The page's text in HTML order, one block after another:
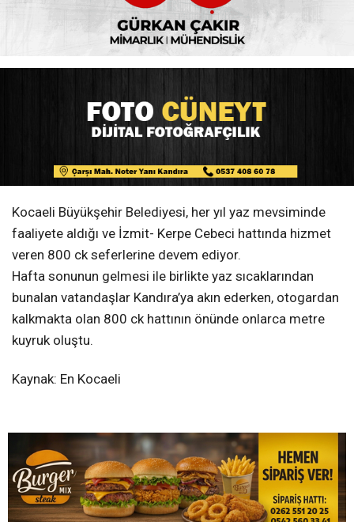
Kocaeli Büyükşehir Belediyesi, her yıl yaz mevsiminde
faaliyete aldığı ve İzmit- Kerpe Cebeci hattında hizmet
veren 800 ck seferlerine devem ediyor.
Hafta sonunun gelmesi ile birlikte yaz sıcaklarından
bunalan vatandaşlar Kandıra’ya akın ederken, otogardan
kalkmakta olan 800 ck hattının önünde onlarca metre
kuyruk oluştu.
Kaynak: En Kocaeli